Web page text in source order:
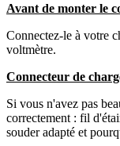
Avant de monter le
Connectez-le à votre
voltmètre.
Connecteur de
Si vous n'avez pas
correctement : fil
souder adapté et